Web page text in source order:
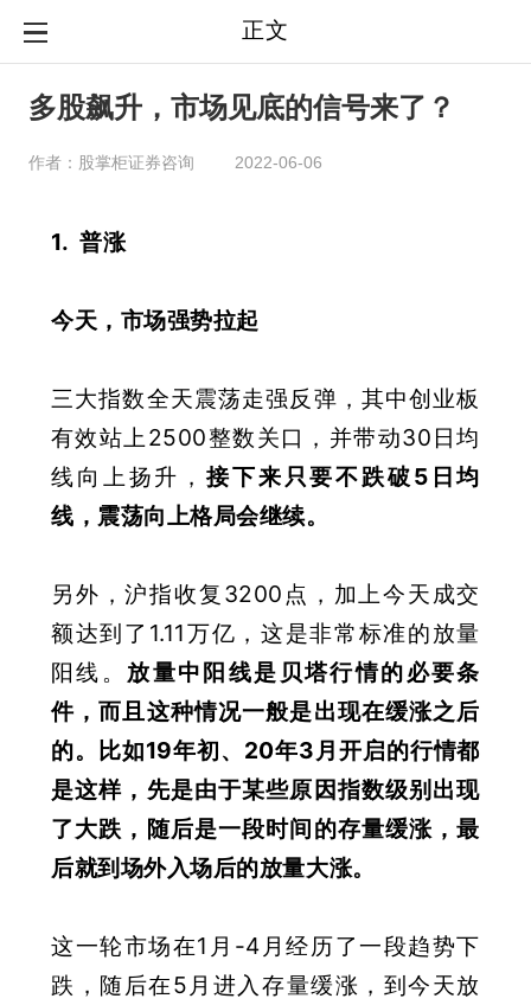
正文
多股飙升，市场见底的信号来了？
作者：股掌柜证券咨询 2022-06-06
1. 普涨
今天，市场强势拉起
三大指数全天震荡走强反弹，其中创业板
有效站上2500整数关口，并带动30日均
线向上扬升，接下来只要不跌破5日均
线，震荡向上格局会继续。
另外，沪指收复3200点，加上今天成交
额达到了1.11万亿，这是非常标准的放量
阳线。 放量中阳线是贝塔行情的必要条
件，而且这种情况一般是出现在缓涨之后
的。比如19年初、20年3月开启的行情都
是这样，先是由于某些原因指数级别出现
了大跌，随后是一段时间的存量缓涨，最
后就到场外入场后的放量大涨。
这一轮市场在1月-4月经历了一段趋势下
跌，随后在5月进入存量缓涨，到今天放